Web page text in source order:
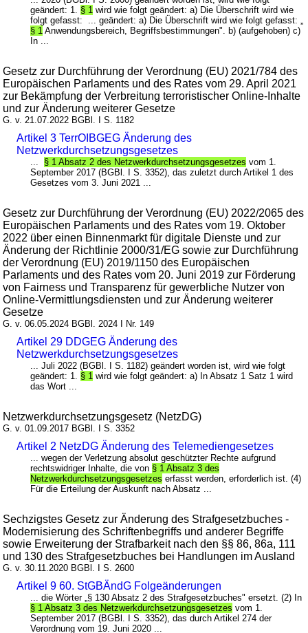
geändert: 1. § 1 wird wie folgt geändert: a) Die Überschrift wird wie
folgt gefasst: ... geändert: a) Die Überschrift wird wie folgt gefasst: „
§ 1 Anwendungsbereich, Begriffsbestimmungen". b) (aufgehoben) c)
In ...
Gesetz zur Durchführung der Verordnung (EU) 2021/784 des
Europäischen Parlaments und des Rates vom 29. April 2021
zur Bekämpfung der Verbreitung terroristischer Online-Inhalte
und zur Änderung weiterer Gesetze
G. v. 21.07.2022 BGBl. I S. 1182
Artikel 3 TerrOIBGEG Änderung des
Netzwerkdurchsetzungsgesetzes
... § 1 Absatz 2 des Netzwerkdurchsetzungsgesetzes vom 1.
September 2017 (BGBl. I S. 3352), das zuletzt durch Artikel 1 des
Gesetzes vom 3. Juni 2021 ...
Gesetz zur Durchführung der Verordnung (EU) 2022/2065 des
Europäischen Parlaments und des Rates vom 19. Oktober
2022 über einen Binnenmarkt für digitale Dienste und zur
Änderung der Richtlinie 2000/31/EG sowie zur Durchführung
der Verordnung (EU) 2019/1150 des Europäischen
Parlaments und des Rates vom 20. Juni 2019 zur Förderung
von Fairness und Transparenz für gewerbliche Nutzer von
Online-Vermittlungsdiensten und zur Änderung weiterer
Gesetze
G. v. 06.05.2024 BGBl. 2024 I Nr. 149
Artikel 29 DDGEG Änderung des
Netzwerkdurchsetzungsgesetzes
... Juli 2022 (BGBl. I S. 1182) geändert worden ist, wird wie folgt
geändert: 1. § 1 wird wie folgt geändert: a) In Absatz 1 Satz 1 wird
das Wort ...
Netzwerkdurchsetzungsgesetz (NetzDG)
G. v. 01.09.2017 BGBl. I S. 3352
Artikel 2 NetzDG Änderung des Telemediengesetzes
... wegen der Verletzung absolut geschützter Rechte aufgrund
rechtswidriger Inhalte, die von § 1 Absatz 3 des
Netzwerkdurchsetzungsgesetzes erfasst werden, erforderlich ist. (4)
Für die Erteilung der Auskunft nach Absatz ...
Sechzigstes Gesetz zur Änderung des Strafgesetzbuches -
Modernisierung des Schriftenbegriffs und anderer Begriffe
sowie Erweiterung der Strafbarkeit nach den §§ 86, 86a, 111
und 130 des Strafgesetzbuches bei Handlungen im Ausland
G. v. 30.11.2020 BGBl. I S. 2600
Artikel 9 60. StGBÄndG Folgeänderungen
... die Wörter „§ 130 Absatz 2 des Strafgesetzbuches" ersetzt. (2) In
§ 1 Absatz 3 des Netzwerkdurchsetzungsgesetzes vom 1.
September 2017 (BGBl. I S. 3352), das durch Artikel 274 der
Verordnung vom 19. Juni 2020 ...